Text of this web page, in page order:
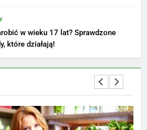
w wieku 17 lat? Sprawdzone
które działają!
Jak przygotować się finansowo
na narodziny dziecka: ile to
budżet
PORADY
opinie i zarobki
PRACA